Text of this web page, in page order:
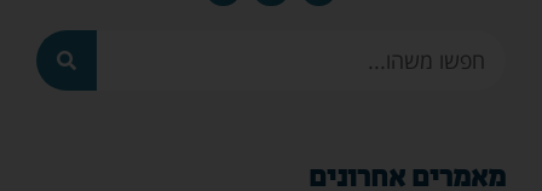
מאמרים אחרונים